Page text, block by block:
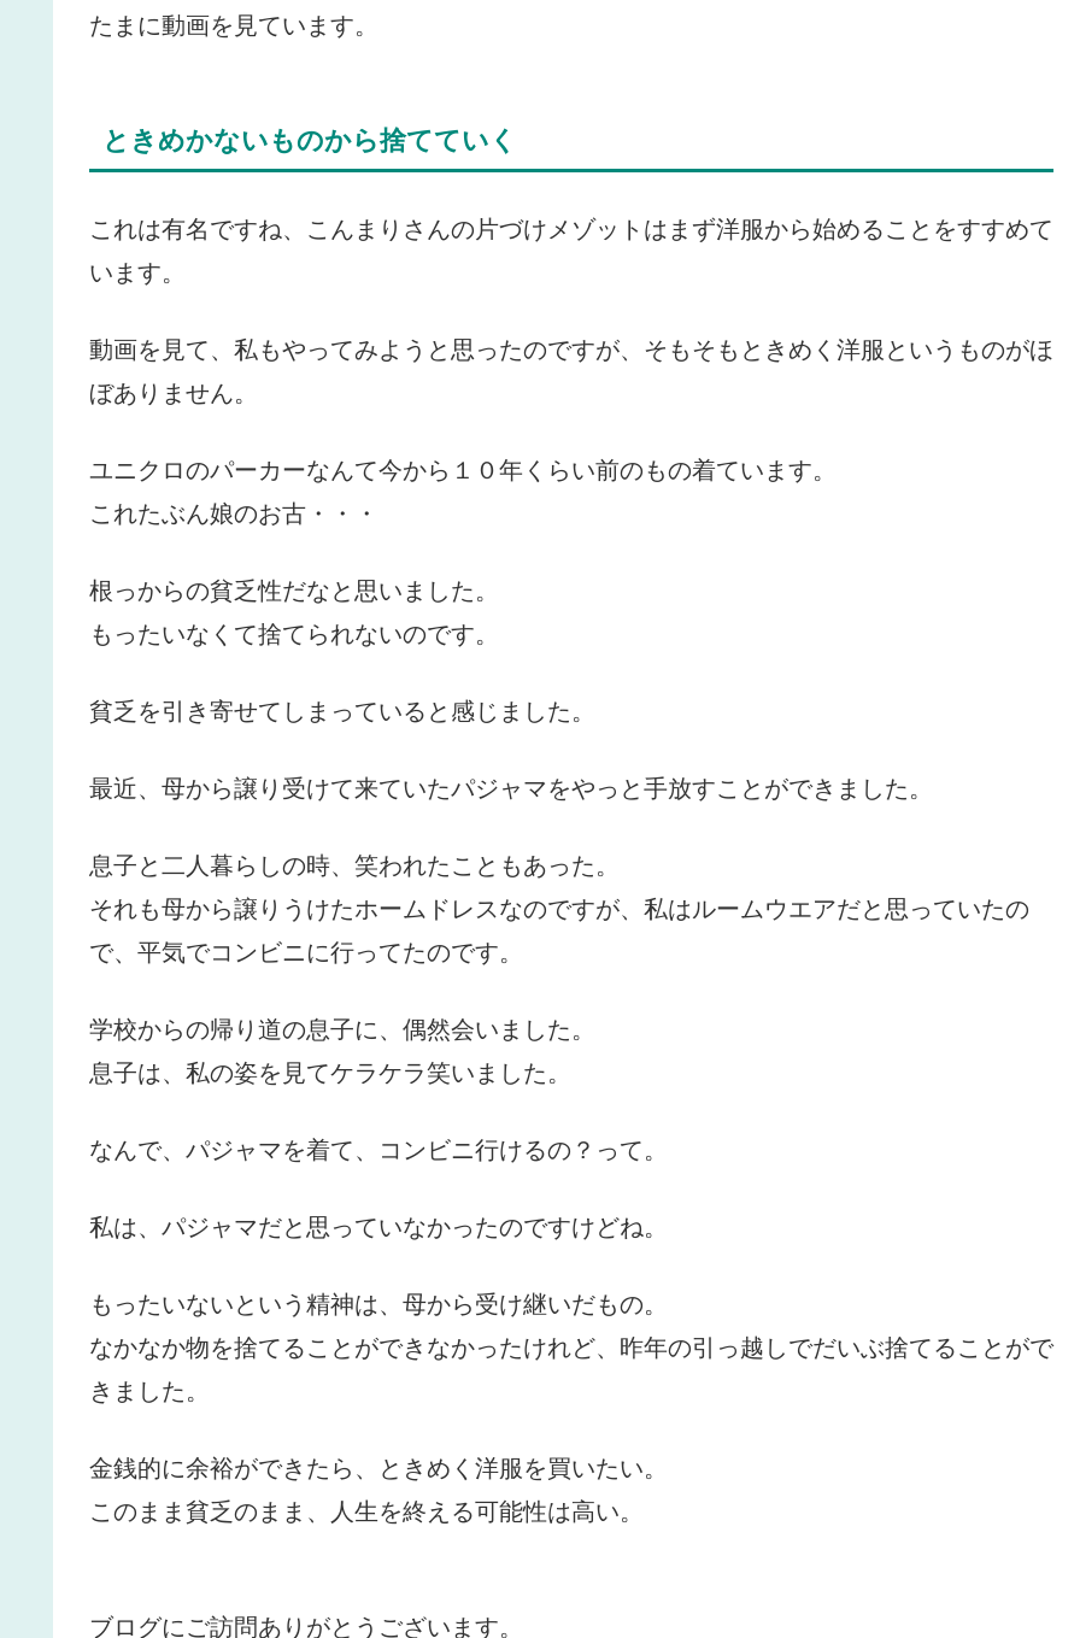
たまに動画を見ています。
ときめかないものから捨てていく
これは有名ですね、こんまりさんの片づけメゾットはまず洋服から始めることをすすめて
います。
動画を見て、私もやってみようと思ったのですが、そもそもときめく洋服というものがほ
ぼありません。
ユニクロのパーカーなんて今から１０年くらい前のもの着ています。
これたぶん娘のお古・・・
根っからの貧乏性だなと思いました。
もったいなくて捨てられないのです。
貧乏を引き寄せてしまっていると感じました。
最近、母から譲り受けて来ていたパジャマをやっと手放すことができました。
息子と二人暮らしの時、笑われたこともあった。
それも母から譲りうけたホームドレスなのですが、私はルームウエアだと思っていたの
で、平気でコンビニに行ってたのです。
学校からの帰り道の息子に、偶然会いました。
息子は、私の姿を見てケラケラ笑いました。
なんで、パジャマを着て、コンビニ行けるの？って。
私は、パジャマだと思っていなかったのですけどね。
もったいないという精神は、母から受け継いだもの。
なかなか物を捨てることができなかったけれど、昨年の引っ越しでだいぶ捨てることがで
きました。
金銭的に余裕ができたら、ときめく洋服を買いたい。
このまま貧乏のまま、人生を終える可能性は高い。
ブログにご訪問ありがとうございます。